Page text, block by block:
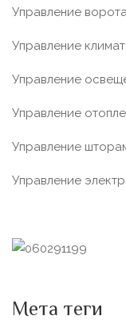
Управление
Управление
Управление
Управление
Управление
Управление
Мета теги